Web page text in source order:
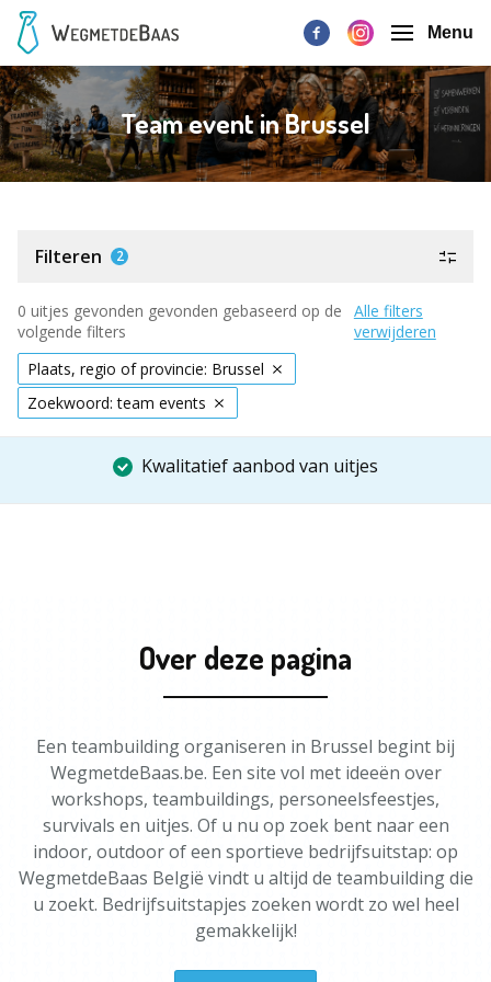
Menu
Team event in Brussel
Filteren 2
0 uitjes gevonden gevonden gebaseerd op de
volgende filters
Alle filters
verwijderen
Plaats, regio of provincie: Brussel
Zoekwoord: team events
Kwalitatief aanbod van uitjes
Over deze pagina
Een teambuilding organiseren in Brussel begint bij
WegmetdeBaas.be. Een site vol met ideeën over
workshops, teambuildings, personeelsfeestjes,
survivals en uitjes. Of u nu op zoek bent naar een
indoor, outdoor of een sportieve bedrijfsuitstap: op
WegmetdeBaas België vindt u altijd de teambuilding die
u zoekt. Bedrijfsuitstapjes zoeken wordt zo wel heel
gemakkelijk!